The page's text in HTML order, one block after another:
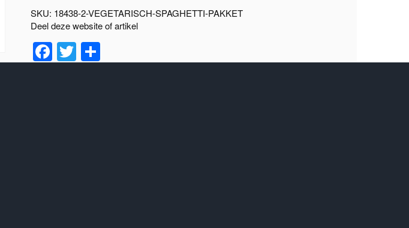
SKU: 18438-2-VEGETARISCH-SPAGHETTI-PAKKET
Deel deze website of artikel
Facebook
Twitter